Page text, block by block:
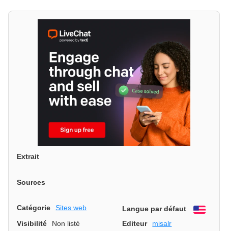
Extrait
Sources
Catégorie Sites web Langue par défaut
Visibilité
Non listé Editeur
misalr